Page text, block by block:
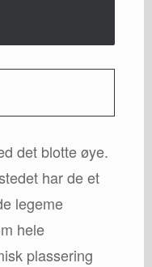
det blotte øye.
har de et
legeme
hele
plassering